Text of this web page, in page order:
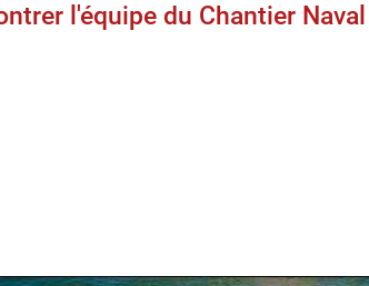
l'équipe du Chantier